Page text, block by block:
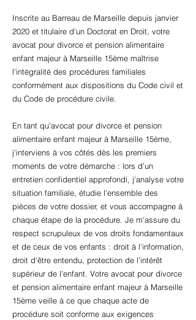
Inscrite au Barreau de Marseille depuis janvier
2020 et titulaire d'un Doctorat en Droit, votre
avocat pour divorce et pension alimentaire
enfant majeur à Marseille 15ème maîtrise
l'intégralité des procédures familiales
conformément aux dispositions du Code civil et
du Code de procédure civile.
En tant qu'avocat pour divorce et pension
alimentaire enfant majeur à Marseille 15ème,
j'interviens à vos côtés dès les premiers
moments de votre démarche : lors d'un
entretien confidentiel approfondi, j'analyse votre
situation familiale, étudie l'ensemble des
pièces de votre dossier, et vous accompagne à
chaque étape de la procédure. Je m'assure du
respect scrupuleux de vos droits fondamentaux
et de ceux de vos enfants : droit à l'information,
droit d'être entendu, protection de l'intérêt
supérieur de l'enfant. Votre avocat pour divorce
et pension alimentaire enfant majeur à Marseille
15ème veille à ce que chaque acte de
procédure soit conforme aux exigences